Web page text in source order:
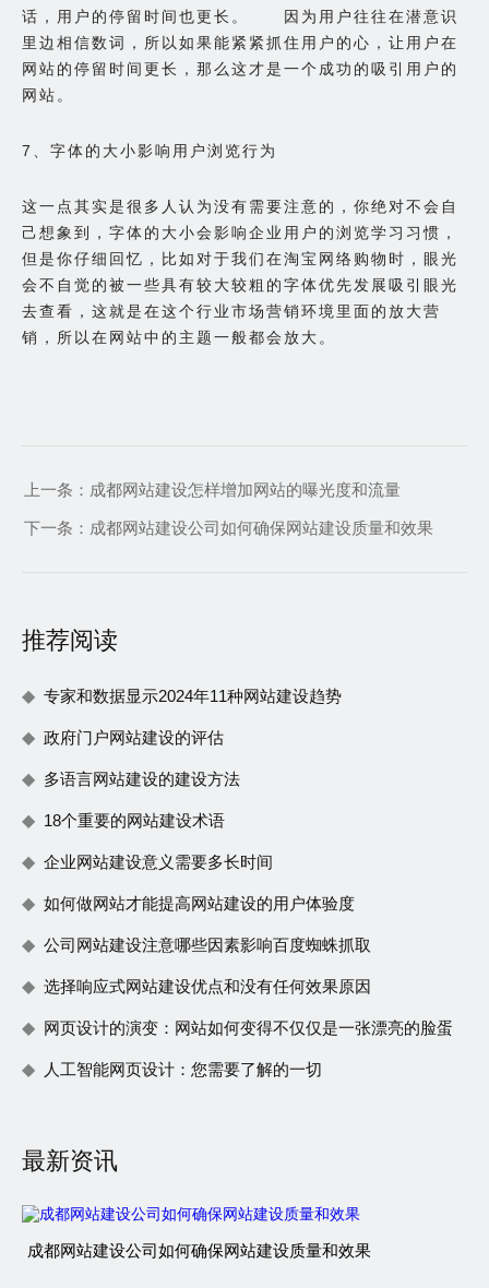
话，用户的停留时间也更长。 因为用户往往在潜意识
里边相信数词，所以如果能紧紧抓住用户的心，让用户在
网站的停留时间更长，那么这才是一个成功的吸引用户的
网站。
7、字体的大小影响用户浏览行为
这一点其实是很多人认为没有需要注意的，你绝对不会自
己想象到，字体的大小会影响企业用户的浏览学习习惯，
但是你仔细回忆，比如对于我们在淘宝网络购物时，眼光
会不自觉的被一些具有较大较粗的字体优先发展吸引眼光
去查看，这就是在这个行业市场营销环境里面的放大营
销，所以在网站中的主题一般都会放大。
上一条： 成都网站建设怎样增加网站的曝光度和流量
下一条： 成都网站建设公司如何确保网站建设质量和效果
推荐阅读
专家和数据显示2024年11种网站建设趋势
政府门户网站建设的评估
多语言网站建设的建设方法
18个重要的网站建设术语
企业网站建设意义需要多长时间
如何做网站才能提高网站建设的用户体验度
公司网站建设注意哪些因素影响百度蜘蛛抓取
选择响应式网站建设优点和没有任何效果原因
网页设计的演变：网站如何变得不仅仅是一张漂亮的脸蛋
人工智能网页设计：您需要了解的一切
最新资讯
成都网站建设公司如何确保网站建设质量和效果